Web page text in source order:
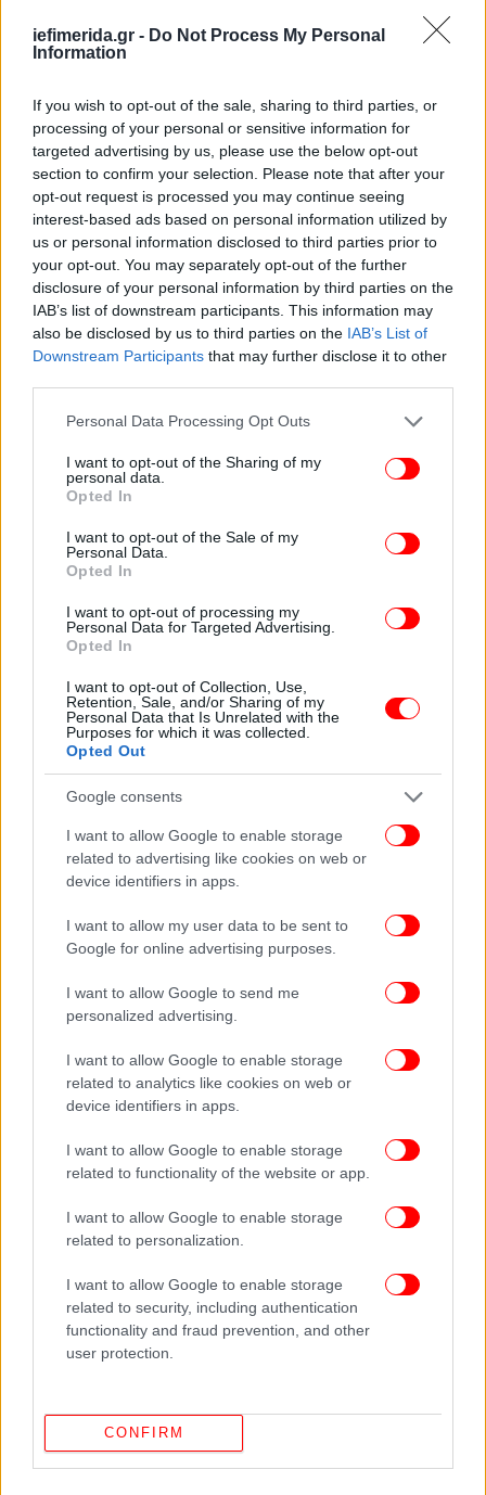
iefimerida.gr - Do Not Process My Personal
Information
If you wish to opt-out of the sale, sharing to third parties, or
processing of your personal or sensitive information for
targeted advertising by us, please use the below opt-out
section to confirm your selection. Please note that after your
opt-out request is processed you may continue seeing
interest-based ads based on personal information utilized by
us or personal information disclosed to third parties prior to
your opt-out. You may separately opt-out of the further
disclosure of your personal information by third parties on the
IAB’s list of downstream participants. This information may
also be disclosed by us to third parties on the IAB’s List of
Downstream Participants that may further disclose it to other
Please note that this website/app uses one or more Google
not limited to your visit or usage behaviour. You may click to
grant or deny consent to Google and its third-party tags to
use your data for below specified purposes in below Google
consent section.
Personal Data Processing Opt Outs
I want to opt-out of the Sharing of my
personal data.
Opted In
I want to opt-out of the Sale of my
Personal Data.
Opted In
I want to opt-out of processing my
Personal Data for Targeted Advertising.
Opted In
I want to opt-out of Collection, Use,
Retention, Sale, and/or Sharing of my
Personal Data that Is Unrelated with the
Purposes for which it was collected.
Opted Out
Google consents
I want to allow Google to enable storage
related to advertising like cookies on web or
device identifiers in apps.
I want to allow my user data to be sent to
Google for online advertising purposes.
I want to allow Google to send me
personalized advertising.
I want to allow Google to enable storage
related to analytics like cookies on web or
device identifiers in apps.
I want to allow Google to enable storage
related to functionality of the website or app.
I want to allow Google to enable storage
related to personalization.
I want to allow Google to enable storage
related to security, including authentication
functionality and fraud prevention, and other
user protection.
CONFIRM
Εμφιαλωμένο μεταλλικό νερό (500 ml ή 1lt)
26 ΧΥΜΟΙ ΦΡΟΥΤΩΝ
Χυμός πορτοκάλι
27 ΕΙΔΗ ΚΑΘΑΡΙΣΜΟΥ ΚΑΙ ΣΥΝΤΗΡΗΣΗΣ
Απολυμαντικά χεριών και αντισηπτικά
Απορρυπαντικά πλυντηρίου (υγρά και σε σκόνη -
όχι ταμπλέτες)
Απορρυπαντικά πιάτων για πλύσιμο στο χέρι
Χαρτί κουζίνας
Οδοντόκρεμες
Σερβιέτες
Ταμπόν
Σαμπουάν
Σαπούνια σε στερεή κατάσταση
Πάνες ακράτειας
29 ΕΙΔΗ ΓΙΑ ΜΩΡΑ
Πάνες για μωρά
Είδη ατομικής υγιεινής για μωρά (μωρομάντηλα)
30 ΤΡΟΦΕΣ ΓΙΑ ΚΑΤΟΙΚΙΔΙΑ ΖΩΑ
Τροφή για σκύλους
31 ΑΝΑΨΥΚΤΙΚΑ
Ένα τουλάχιστον είδος αναψυκτικού
Πώς θα αναγνωρίζουμε τα προϊόντα για το «καλάθι
του νοικοκυριού
Οσον αφορά το «καλάθι του νοικοκυριού», που θα
αφορά συγκεκριμένα προϊόντα με νομοθετική
ρύθμιση, ο αναπληρωτής υπουργός Ανάπτυξης και
είναι αλυσίδεςκαι έχουν τζίρο άνω των 70
εκατομμυρίων ευρώ. Μέχρι στιγμής είναι